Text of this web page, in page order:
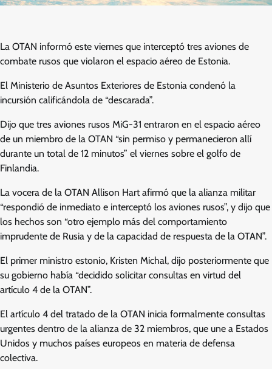
La OTAN informó este viernes que interceptó tres aviones de
combate rusos que violaron el espacio aéreo de Estonia.
El Ministerio de Asuntos Exteriores de Estonia condenó la
incursión calificándola de “descarada”.
Dijo que tres aviones rusos MiG-31 entraron en el espacio aéreo
de un miembro de la OTAN “sin permiso y permanecieron allí
durante un total de 12 minutos” el viernes sobre el golfo de
Finlandia.
La vocera de la OTAN Allison Hart afirmó que la alianza militar
“respondió de inmediato e interceptó los aviones rusos”, y dijo que
los hechos son “otro ejemplo más del comportamiento
imprudente de Rusia y de la capacidad de respuesta de la OTAN”.
El primer ministro estonio, Kristen Michal, dijo posteriormente que
su gobierno había “decidido solicitar consultas en virtud del
artículo 4 de la OTAN”.
El artículo 4 del tratado de la OTAN inicia formalmente consultas
urgentes dentro de la alianza de 32 miembros, que une a Estados
Unidos y muchos países europeos en materia de defensa
colectiva.